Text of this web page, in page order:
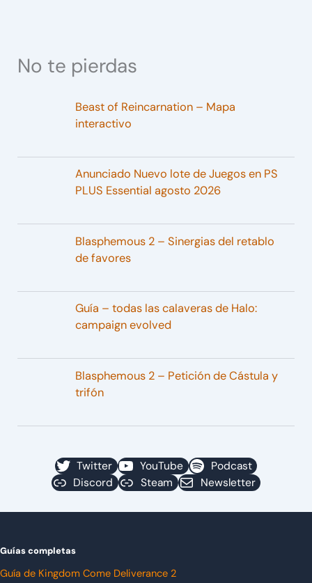
No te pierdas
Beast of Reincarnation – Mapa
interactivo
Anunciado Nuevo lote de Juegos en PS
PLUS Essential agosto 2026
Blasphemous 2 – Sinergias del retablo
de favores
Guía – todas las calaveras de Halo:
campaign evolved
Blasphemous 2 – Petición de Cástula y
trifón
Twitter YouTube
Podcast
Discord
Steam Newsletter
Guías completas
Guía de Kingdom Come Deliverance 2